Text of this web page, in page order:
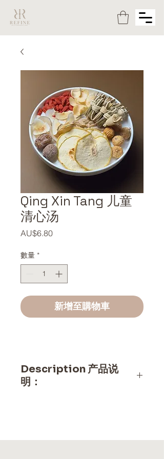
Qing Xin Tang 儿童
清心汤
AU$6.80價
數量 *
新增至購物車
Description 产品说
明：
适合人群：有口气，睡觉不踏